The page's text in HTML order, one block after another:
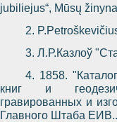
jubiliejus“, Mūsų
2.
3. Л.Р.Кaзлоў
4. 1858.
книг и
гравированных и
Главного Штаба